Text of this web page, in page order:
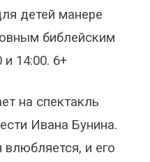
детей манере
библейским
14:00. 6+
на спектакль
Ивана Бунина.
и его